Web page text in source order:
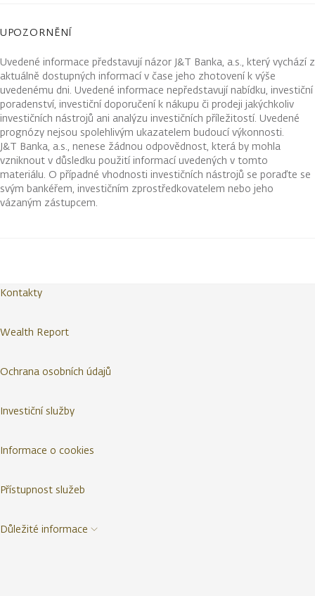
UPOZORNĚNÍ
Uvedené informace představují názor J&T Banka, a.s., který vychází z
aktuálně dostupných informací v čase jeho zhotovení k výše
uvedenému dni. Uvedené informace nepředstavují nabídku, investiční
poradenství, investiční doporučení k nákupu či prodeji jakýchkoliv
investičních nástrojů ani analýzu investičních příležitostí. Uvedené
prognózy nejsou spolehlivým ukazatelem budoucí výkonnosti.
J&T Banka, a.s., nenese žádnou odpovědnost, která by mohla
vzniknout v důsledku použití informací uvedených v tomto
materiálu. O případné vhodnosti investičních nástrojů se poraďte se
svým bankéřem, investičním zprostředkovatelem nebo jeho
vázaným zástupcem.
Kontakty
Wealth Report
Ochrana osobních údajů
Investiční služby
Informace o cookies
Přístupnost služeb
Důležité informace